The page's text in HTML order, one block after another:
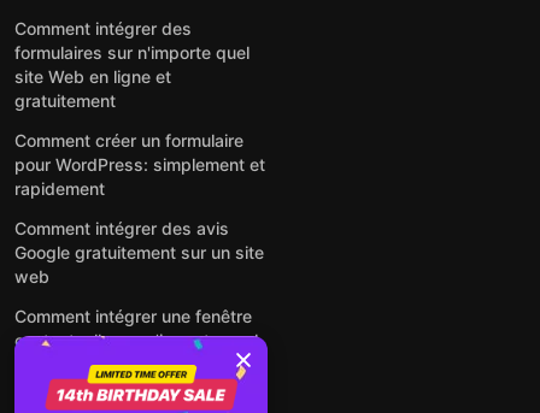
Comment intégrer des
formulaires sur n'importe quel
site Web en ligne et
gratuitement
Comment créer un formulaire
pour WordPress: simplement et
rapidement
Comment intégrer des avis
Google gratuitement sur un site
web
Comment intégrer une fenêtre
contextuelle sur n'importe quel
Voir tous les articles